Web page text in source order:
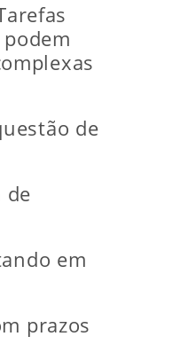
de
de
em
prazos